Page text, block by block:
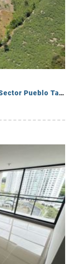
Se Venden Lotes en Conjunto Cerrado - Sector Pueblo Tapado